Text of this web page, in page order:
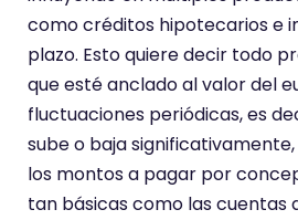
como créditos hipotecarios e
plazo. Esto quiere decir todo
que esté anclado al valor del
fluctuaciones periódicas, es
sube o baja
los montos a pagar por
tan básicas como las cuentas